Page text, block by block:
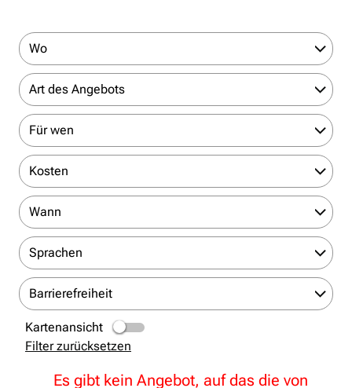
Wo
Art des Angebots
Für wen
Kosten
Wann
Sprachen
Barrierefreiheit
Kartenansicht
Filter zurücksetzen
Es gibt kein Angebot, auf das die von